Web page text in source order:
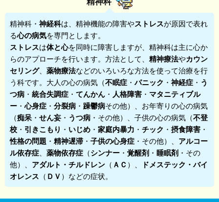
精神科 ・ 神経科は、精神機能の障害やストレスが原因で表れ
る心の病気を専門とします。
ストレスは体と心を同時に障害しますが、精神科は主に心か
らのアプローチを行います。方法として、 精神療法やカウン
セリング、 薬物療法などのいろいろな方法を使って治療を行
う科です。大人の心の病気（不眠症 ・パニック ・ 神経症 ・ う
つ病 ・ 統合失調症 ・ てんかん ・ 人格障害 ・ マタニティブル
ー ・心身症 ・ 分裂病 ・ 躁鬱病その他）、お年寄りの心の病気
（痴呆 ・ せん妄 ・ うつ病 ・その他）、子供の心の病気（不登
校 ・ 引きこもり ・ いじめ ・ 家庭内暴力 ・ チック ・ 摂食障害 ・
性格の問題 ・ 精神遅滞 ・ 子供の心身症 ・その他）、 アルコー
ル依存症
薬物依存症 （シンナー ・ 覚醒剤 ・ 睡眠剤 ・その
他）、 アダルト・チルドレン （ ＡＣ ）、
ドメステック・バイ
オレンス （ ＤＶ）などの症状。